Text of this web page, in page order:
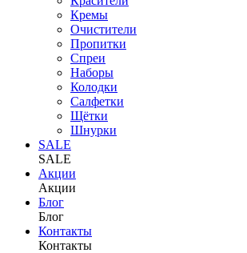
Кремы
Очистители
Пропитки
Спреи
Наборы
Колодки
Салфетки
Щётки
Шнурки
SALE
SALE
Акции
Акции
Блог
Блог
Контакты
Контакты